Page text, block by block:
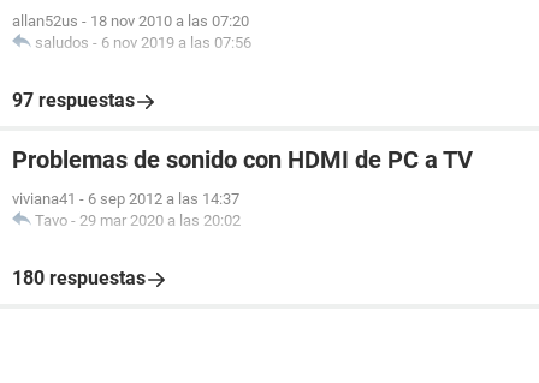
allan52us - 18 nov 2010 a las 07:20
saludos - 6 nov 2019 a las 07:56
97 respuestas
Problemas de sonido con HDMI de PC a TV
viviana41 - 6 sep 2012 a las 14:37
Tavo - 29 mar 2020 a las 20:02
180 respuestas